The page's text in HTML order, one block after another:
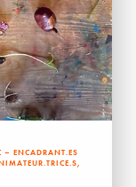
ENCADRANT.ES